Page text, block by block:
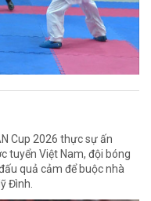
Cup 2026 thực sự ấn
tuyển Việt Nam, đội bóng
quả cảm để buộc nhà
Đình.